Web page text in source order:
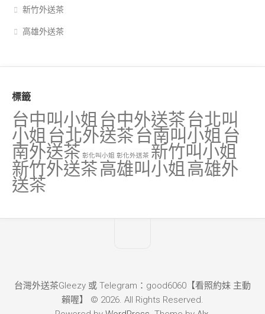
新竹外送茶
高雄外送茶
標籤
台中叫小姐 台中外送茶 台北叫
小姐 台北外送茶 台南叫小姐 台
南外送茶 彰化叫小姐 彰化外送茶 新竹叫小姐
新竹外送茶高雄叫小姐 高雄外
送茶
台灣外送茶Gleezy 或 Telegram：good6060【看照約妹 主動
賴喔】 © 2026. All Rights Reserved.